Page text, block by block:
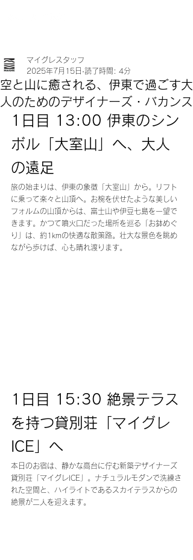
空と山に癒される、伊東で過ごす大
人のためのデザイナーズ・バカンス
マイグレスタッフ
2025年7月15日 読了時間: 4分
1日目 13:00 伊東のシン
ボル「大室山」へ、大人
の遠足
旅の始まりは、伊東の象徴「大室山」から。リフト
に乗って楽々と山頂へ。お椀を伏せたような美しい
フォルムの山頂からは、富士山や伊豆七島を一望で
きます。かつて噴火口だった場所を巡る「お鉢めぐ
り」は、約1kmの快適な散策路。壮大な景色を眺め
ながら歩けば、心も晴れ渡ります。
1日目 15:30 絶景テラス
を持つ貸別荘「マイグレ
ICE」へ
本日のお宿は、静かな高台に佇む新築デザイナーズ
貸別荘「マイグレICE」。ナチュラルモダンで洗練さ
れた空間と、ハイライトであるスカイテラスからの
絶景が二人を迎えます。